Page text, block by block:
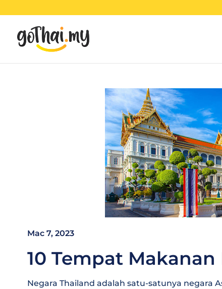
Mac 7, 2023
10 Tempat
Negara Thailand adalah satu-satunya negara